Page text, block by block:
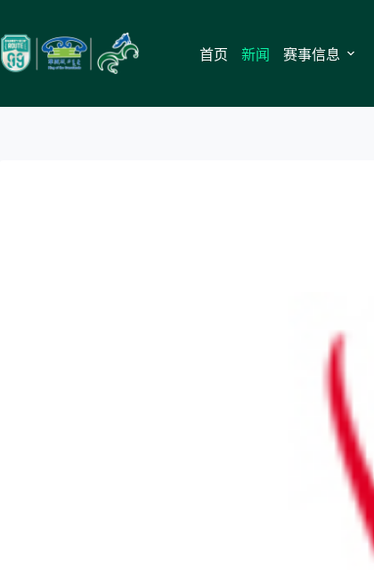
至
内
容
首页 新闻 赛事信息